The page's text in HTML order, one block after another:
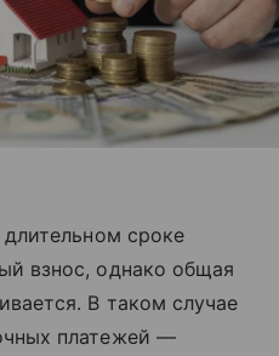
сроке
взнос, однако общая
В таком случае
платежей —